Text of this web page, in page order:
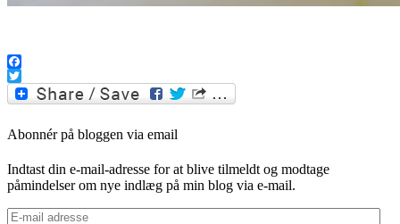
Facebook
Twitter
Abonnér på bloggen via email
Indtast din e-mail-adresse for at blive tilmeldt og modtage
påmindelser om nye indlæg på min blog via e-mail.
E-